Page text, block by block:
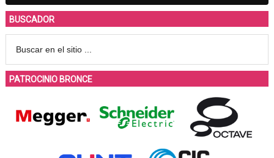
BUSCADOR
PATROCINIO BRONCE